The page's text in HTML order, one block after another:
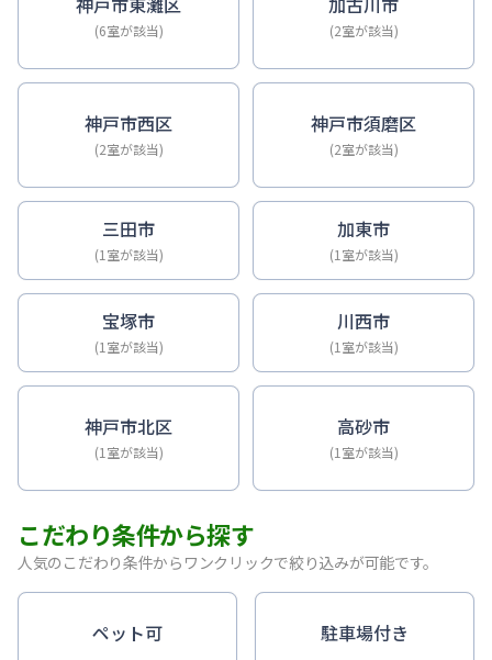
(6室が該当) (2室が該当)
神戸市西区
(2室が該当)
神戸市須磨区
(2室が該当)
三田市
(1室が該当)
加東市
(1室が該当)
宝塚市
(1室が該当)
川西市
(1室が該当)
神戸市北区
(1室が該当)
高砂市
(1室が該当)
こだわり条件から探す
人気のこだわり条件からワンクリックで絞り込みが可能です。
ペット可 駐車場付き